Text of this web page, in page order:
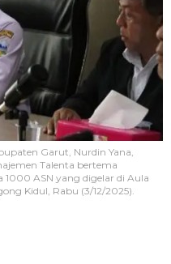
Garut, Nurdin Yana,
Talenta bertema
ASN yang digelar di Aula
Kidul, Rabu (3/12/2025).